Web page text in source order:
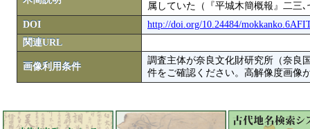
属していた（『平城木簡概報』二三
DOI
http://doi.org/10.24484/
関連URL
画像利用条件
調査主体が奈良文化財研究所（奈良
件をご確認ください。高解像度画像